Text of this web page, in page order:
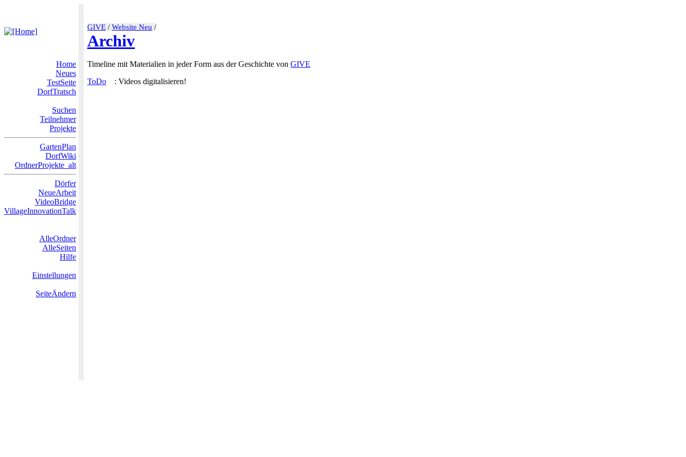
GIVE / Website Neu /
Archiv
Home
Neues
TestSeite
DorfTratsch
Suchen
Teilnehmer
Projekte
GartenPlan
DorfWiki
OrdnerProjekte_alt
Dörfer
NeueArbeit
VideoBridge
VillageInnovationTalk
AlleOrdner
AlleSeiten
Hilfe
Einstellungen
SeiteÄndern
Timeline mit Materialien in jeder Form aus der Geschichte von GIVE
ToDo
: Videos digitalisieren!